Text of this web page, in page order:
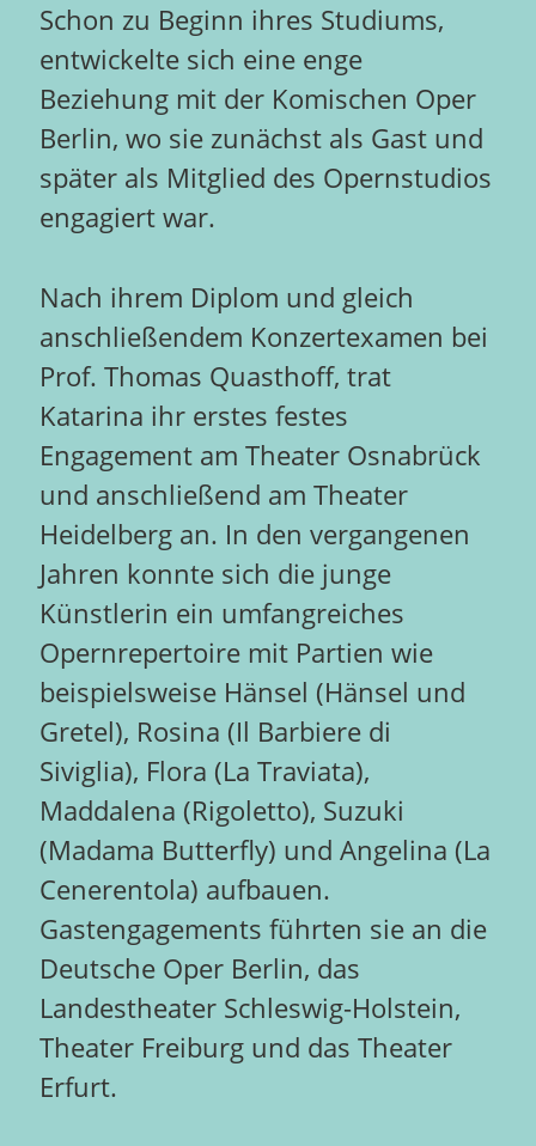
Schon zu Beginn ihres Studiums,
entwickelte sich eine enge
Beziehung mit der Komischen Oper
Berlin, wo sie zunächst als Gast und
später als Mitglied des Opernstudios
engagiert war.
Nach ihrem Diplom und gleich
anschließendem Konzertexamen bei
Prof. Thomas Quasthoff, trat
Katarina ihr erstes festes
Engagement am Theater Osnabrück
und anschließend am Theater
Heidelberg an. In den vergangenen
Jahren konnte sich die junge
Künstlerin ein umfangreiches
Opernrepertoire mit Partien wie
beispielsweise Hänsel (Hänsel und
Gretel), Rosina (Il Barbiere di
Siviglia), Flora (La Traviata),
Maddalena (Rigoletto), Suzuki
(Madama Butterfly) und Angelina (La
Cenerentola) aufbauen.
Gastengagements führten sie an die
Deutsche Oper Berlin, das
Landestheater Schleswig-Holstein,
Theater Freiburg und das Theater
Erfurt.